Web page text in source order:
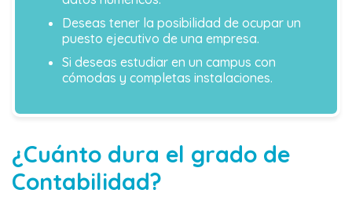
Deseas tener la posibilidad de ocupar un
puesto ejecutivo de una empresa.
Si deseas estudiar en un campus con
cómodas y completas instalaciones.
¿Cuánto dura el grado de
Contabilidad?